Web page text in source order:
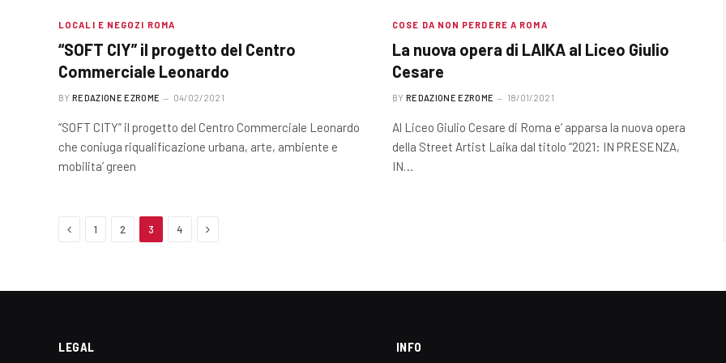
LOCALI E NEGOZI ROMA
“SOFT CIY” il progetto del Centro
Commerciale Leonardo
BY REDAZIONE EZROME 04/02/2021
“SOFT CITY” il progetto del Centro Commerciale Leonardo
che coniuga riqualificazione urbana, arte, ambiente e
mobilita’ green
COSE DA NON PERDERE A ROMA
La nuova opera di LAIKA al Liceo Giulio
Cesare
BY REDAZIONE EZROME 18/01/2021
Al Liceo Giulio Cesare di Roma e’ apparsa la nuova opera
della Street Artist Laika dal titolo “2021: IN PRESENZA,
IN…
Previous
1 2 3 4 Next
LEGAL INFO